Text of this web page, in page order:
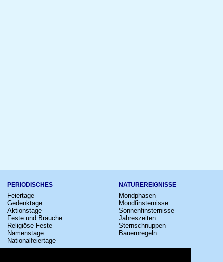
PERIODISCHES
Feiertage
Gedenktage
Aktionstage
Feste und Bräuche
Religiöse Feste
Namenstage
Nationalfeiertage
NATUREREIGNISSE
Mondphasen
Mondfinsternisse
Sonnenfinsternisse
Jahreszeiten
Sternschnuppen
Bauernregeln